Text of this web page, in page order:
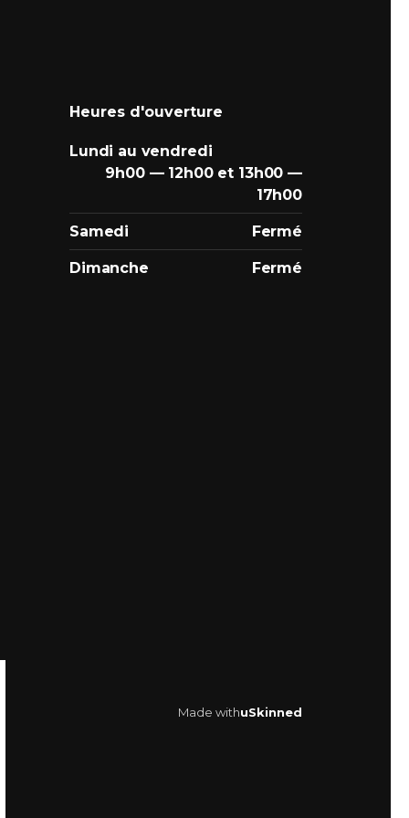
Heures d'ouverture
Lundi au vendredi
9h00 — 12h00 et 13h00 —
17h00
Samedi Fermé
Dimanche Fermé
Made withuSkinned